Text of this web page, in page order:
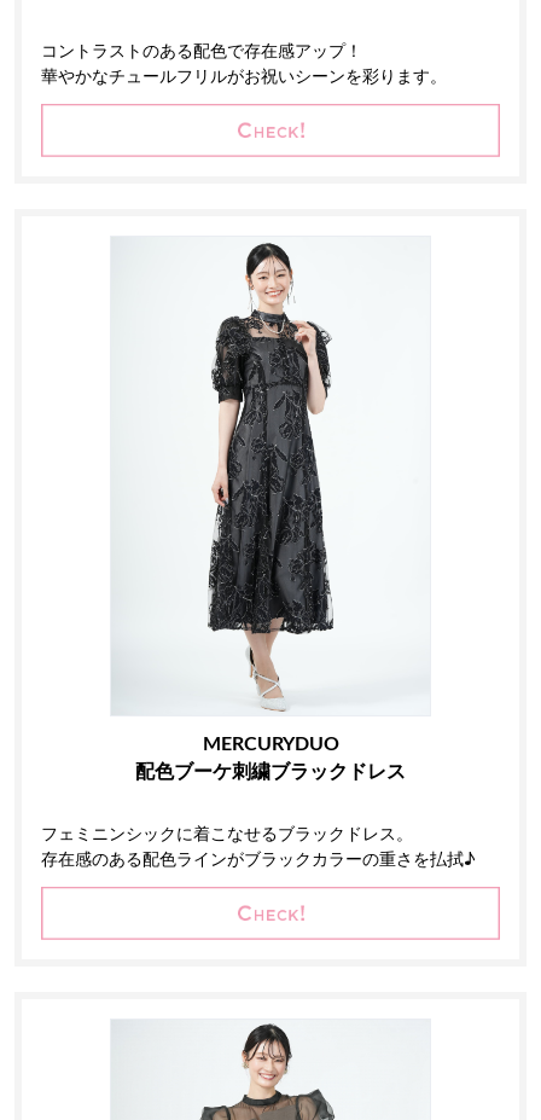
コントラストのある配色で存在感アップ！
華やかなチュールフリルがお祝いシーンを彩ります。
MERCURYDUO
配色ブーケ刺繍ブラックドレス
フェミニンシックに着こなせるブラックドレス。
存在感のある配色ラインがブラックカラーの重さを払拭♪